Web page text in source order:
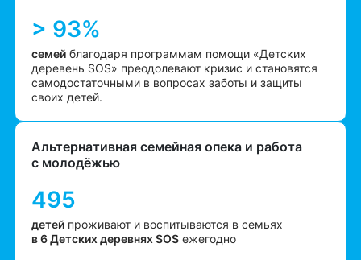
> 93%
семей благодаря программам помощи «Детских
деревень SOS» преодолевают кризис и становятся
самодостаточными в вопросах заботы и защиты
своих детей.
Альтернативная семейная опека и работа
с молодёжью
495
детей проживают и воспитываются в семьях
в 6 Детских деревнях SOS ежегодно